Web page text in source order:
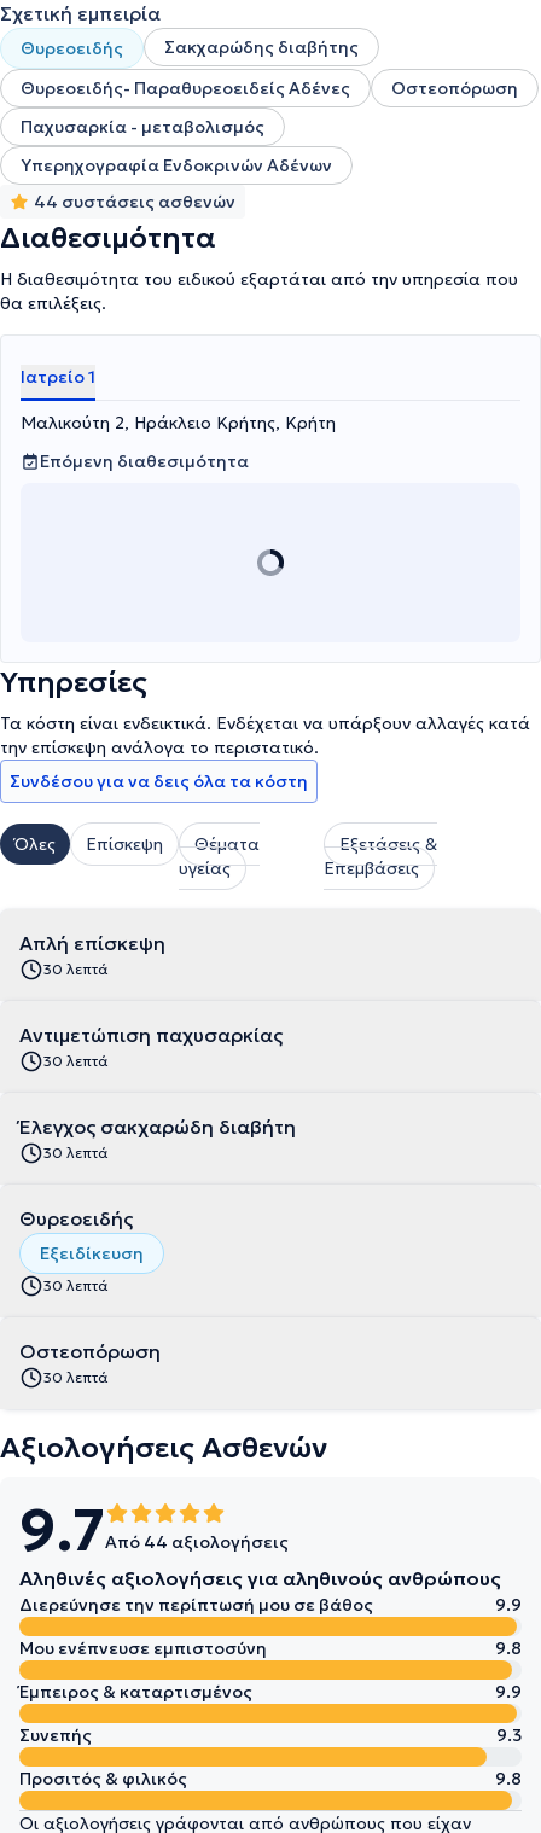
και σε πολλές άλλες ιδιωτικές και δημόσιες δομές. Απαριθμεί
πληθώρα δημοσιεύσεων και ανακοινώσεων σε εθνικό και διεθνές
επίπεδο. Τέλος, ο ιατρός είναι εξειδικευμένος στις παρακεντήσεις
θυρεοειδικών όζων, έχοντας διενεργήσει περί τις 2500
παρακεντήσεις και στο ιατρείο του γίνεται πλήρης διερεύνηση της
παχυσαρκίας με σύγχρονη αντιμετώπιση του παχύσαρκου
ασθενούς.
Σχετική εμπειρία
Θυρεοειδής
Σακχαρώδης διαβήτης
Θυρεοειδής- Παραθυρεοειδείς Αδένες
Οστεοπόρωση
Παχυσαρκία - μεταβολισμός
Υπερηχογραφία Ενδοκρινών Αδένων
44 συστάσεις ασθενών
Διαθεσιμότητα
Η διαθεσιμότητα του ειδικού εξαρτάται από την υπηρεσία που
θα επιλέξεις.
Ιατρείο 1
Μαλικούτη 2, Ηράκλειο Κρήτης, Κρήτη
Επόμενη διαθεσιμότητα
Υπηρεσίες
Τα κόστη είναι ενδεικτικά. Ενδέχεται να υπάρξουν αλλαγές κατά
την επίσκεψη ανάλογα το περιστατικό.
Συνδέσου για να δεις όλα τα κόστη
Όλες Επίσκεψη
Θέματα
υγείας
Εξετάσεις &
Επεμβάσεις
Απλή επίσκεψη
30 λεπτά
Αντιμετώπιση παχυσαρκίας
30 λεπτά
Έλεγχος σακχαρώδη διαβήτη
30 λεπτά
Θυρεοειδής
Εξειδίκευση
30 λεπτά
Οστεοπόρωση
30 λεπτά
Αξιολογήσεις Ασθενών
9.7Από 44 αξιολογήσεις
Αληθινές αξιολογήσεις για αληθινούς ανθρώπους
Διερεύνησε την περίπτωσή μου σε βάθος
9.9
Μου ενέπνευσε εμπιστοσύνη
9.8
Έμπειρος & καταρτισμένος
9.9
Συνεπής
9.3
Προσιτός & φιλικός
9.8
Οι αξιολογήσεις γράφονται από ανθρώπους που είχαν